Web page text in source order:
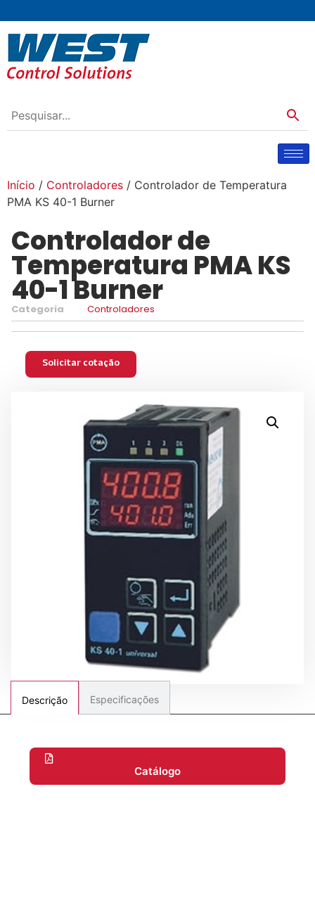
Início / Controladores / Controlador de Temperatura
PMA KS 40-1 Burner
Controlador de
Temperatura PMA KS
40-1 Burner
Categoria Controladores
Solicitar cotação
Descrição Especificações
Catálogo